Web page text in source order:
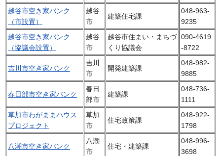
越谷市空き家バンク
（市設置）
越谷
市
建築住宅課
048-963-
9235
越谷市空き家バンク
（協議会設置）
越谷
市
越谷市住まい・まちづ
くり協議会
090-4619
-8722
吉川市空き家バンク
吉川
市
開発建築課
048-982-
9885
春日部市空き家バンク
春日
部市
建築課
048-736-
1111
草加市わがままハウス
プロジェクト
草加
市
住宅政策課
048-922-
1798
八潮市空き家バンク
八潮
市
住宅・建築課
048-996-
3698